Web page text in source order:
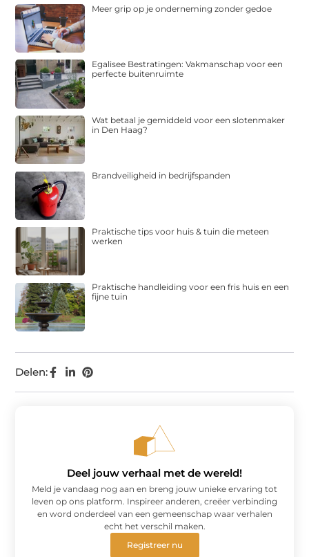
Delen:
Meer grip op je onderneming zonder gedoe
Egalisee Bestratingen: Vakmanschap voor een
perfecte buitenruimte
Wat betaal je gemiddeld voor een slotenmaker
in Den Haag?
Brandveiligheid in bedrijfspanden
Praktische tips voor huis & tuin die meteen
werken
Praktische handleiding voor een fris huis en een
fijne tuin
Deel jouw verhaal met de wereld!
Meld je vandaag nog aan en breng jouw unieke ervaring tot
leven op ons platform. Inspireer anderen, creëer verbinding
en word onderdeel van een gemeenschap waar verhalen
echt het verschil maken.
Registreer nu